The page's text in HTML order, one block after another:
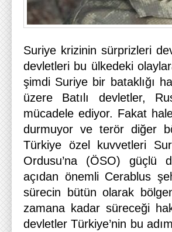
Suriye krizinin sürprizleri
devletleri bu ülkedeki
şimdi Suriye bir bataklığı
üzere Batılı devletler,
mücadele ediyor. Fakat
durmuyor ve terör diğer
Türkiye özel kuvvetleri
Ordusu’na (ÖSO) güçlü
açıdan önemli Cerablus
sürecin bütün olarak
zamana kadar süreceği
devletler Türkiye’nin bu